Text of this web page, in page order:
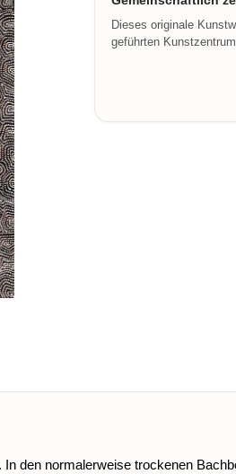
Dieses originale
geführten
den normalerweise trockenen